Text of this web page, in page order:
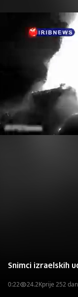
Snimci izraelskih
0:22 24.2Kprije 252